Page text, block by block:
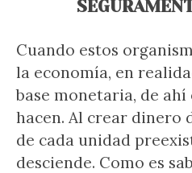
Cuando estos
la economía, en
base monetaria, de
hacen. Al crear dinero
de cada unidad
desciende. Como es